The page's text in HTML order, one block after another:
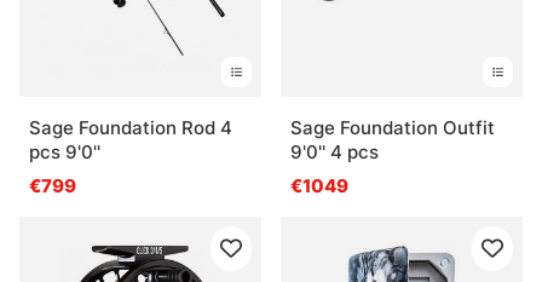
Sage Foundation Rod 4
pcs 9'0''
€799
Sage Foundation Outfit
9'0'' 4 pcs
€1049